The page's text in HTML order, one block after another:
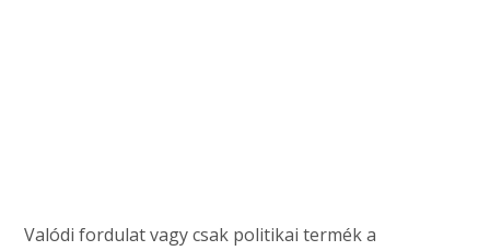
Valódi fordulat vagy csak politikai termék a